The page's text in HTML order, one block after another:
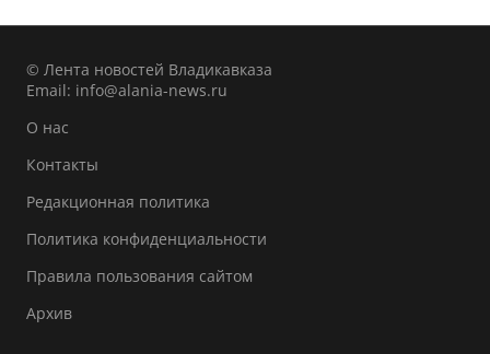
© Лента новостей Владикавказа
Email: info@alania-news.ru
О нас
Контакты
Редакционная политика
Политика конфиденциальности
Правила пользования сайтом
Архив